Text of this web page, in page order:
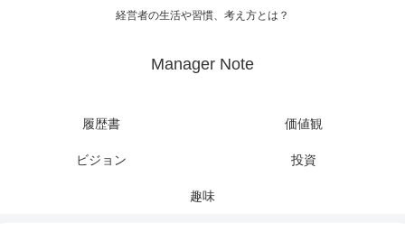
経営者の生活や習慣、考え方とは？
Manager Note
履歴書 価値観
ビジョン 投資
趣味